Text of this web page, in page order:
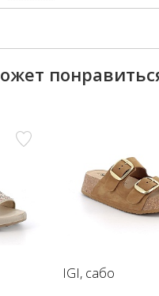
IGI, сабо